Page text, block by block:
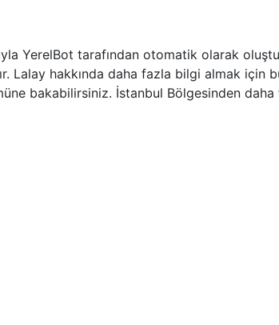
YerelBot tarafından otomatik olarak
Lalay hakkında daha fazla bilgi almak için
bakabilirsiniz. İstanbul Bölgesinden